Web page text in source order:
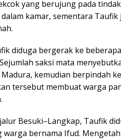
yang berujung pada
kamar, sementara
diduga bergerak ke
saksi mata
kemudian berpindah
tersebut membuat warga
Besuki–Langkap, Taufik
bernama Ifud.